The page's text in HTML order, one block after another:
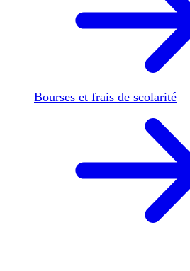
Bourses et frais de scolarité